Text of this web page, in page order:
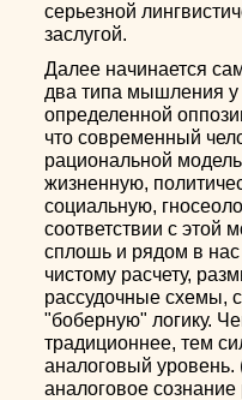
серьезной
заслугой.
Далее начинается
два типа мышления у
определенной
что современный
рациональной
жизненную,
социальную,
соответствии с этой
сплошь и рядом в нас
чистому расчету,
рассудочные схемы,
"боберную" логику.
традиционнее, тем
аналоговый
аналоговое